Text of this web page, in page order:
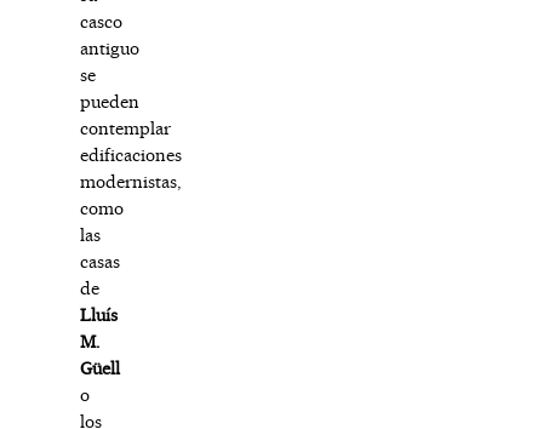
casco
antiguo
se
pueden
contemplar
edificaciones
modernistas,
como
las
casas
de
Lluís
M.
Güell
o
los